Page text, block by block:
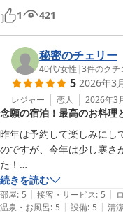
部屋食ではなかったです
ることができました。
少し残念だったのが、部屋
年を取った私たちには、
ったので、次回は少し広め
寒い時期だったのですが
りました。私は
大浴場に。大浴場はとても
1 421
秘密のチェリー
40代/女性 |3件のクチ
5 2026年3
レジャー 恋人 2026年3
念願の宿泊！最高のお料理
昨年は予約して楽しみにし
のですが、今年は少し寒さ
た！
やはり最高に美味しいお料
温かいおもてなしに大満足
ありがとうございました！
続きを読む
部屋: 5 | 接客・サービス: 5 |
温泉・お風呂: 5 | 設備: 5 | 清